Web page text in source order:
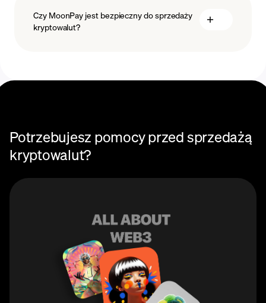
Czy MoonPay jest bezpieczny do sprzedaży
kryptowalut?
Potrzebujesz pomocy przed sprzedażą
kryptowalut?